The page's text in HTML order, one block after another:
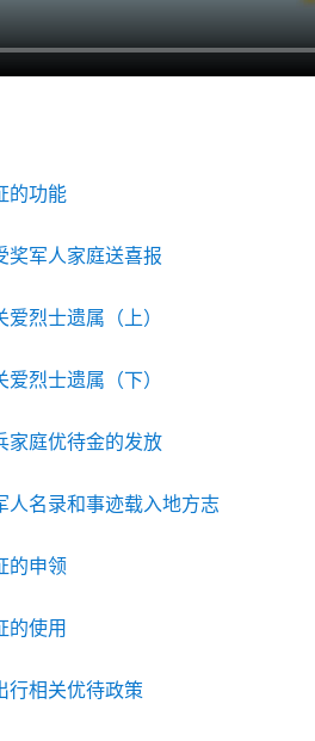
的功能
奖军人家庭送喜报
烈士遗属（上）
烈士遗属（下）
家庭优待金的发放
人名录和事迹载入地方志
的申领
的使用
行相关优待政策